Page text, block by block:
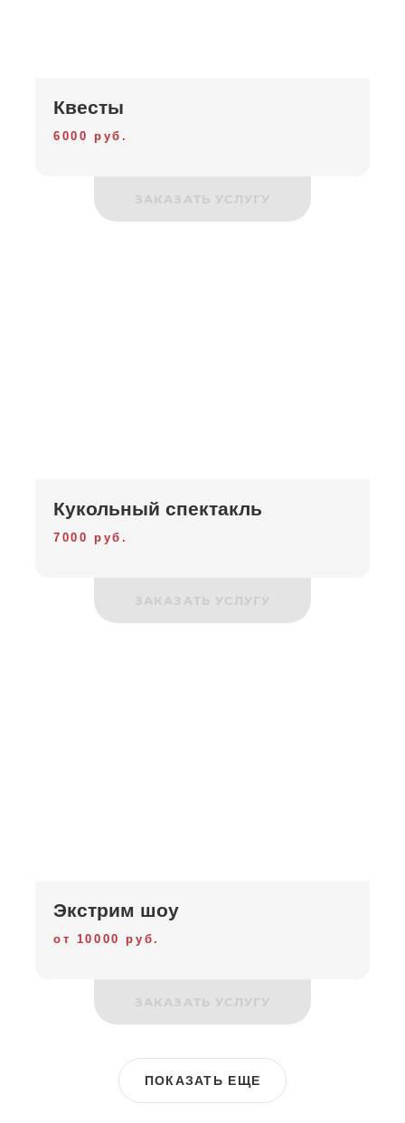
Квесты
6000 руб.
ЗАКАЗАТЬ УСЛУГУ
Кукольный спектакль
7000 руб.
ЗАКАЗАТЬ УСЛУГУ
Экстрим шоу
от 10000 руб.
ЗАКАЗАТЬ УСЛУГУ
ПОКАЗАТЬ ЕЩЕ